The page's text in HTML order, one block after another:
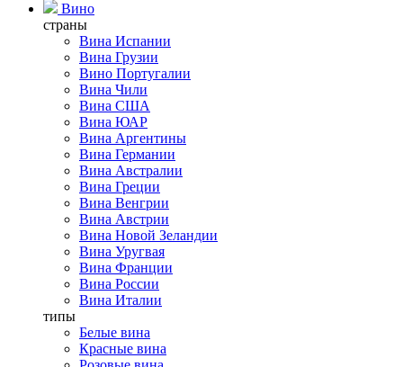
Вино
страны
Вина Испании
Вина Грузии
Вино Португалии
Вина Чили
Вина США
Вина ЮАР
Вина Аргентины
Вина Германии
Вина Австралии
Вина Греции
Вина Венгрии
Вина Австрии
Вина Новой Зеландии
Вина Уругвая
Вина Франции
Вина России
Вина Италии
типы
Белые вина
Красные вина